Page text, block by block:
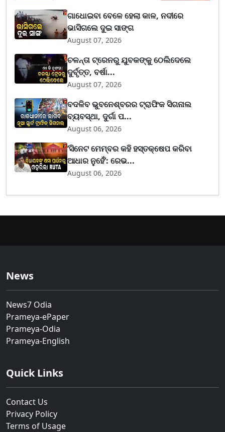
ଗାଧୋଇବା ବେଳେ ହେଲା କାଳ, ନଦୀରେ
ଭାସିଗଲେ ଦୁଇ ସାଙ୍ଗ
August 07, 2026
ଚଳନ୍ତା ଟ୍ରେନରୁ ଯୁବକଙ୍କୁ ଠେଲିଦେଲେ
ଦୁର୍ବୃତ୍ତ, ବର୍ଷା...
August 07, 2026
ବଦଳିବ ଭୁବନେଶ୍ବରର ଟ୍ରାଫିକ ସିଗନାଲ
ବ୍ୟବସ୍ଥା, ଦୁର୍ଗା ପ...
August 06, 2026
‘ସିନେଟ ମେମ୍ବର କହି ହସ୍ତକ୍ଷେପ କରିବା
ଆଧାର ନୁହେଁ’: ରେଭ...
August 06, 2026
News
News7 Odia
Prameya-ePaper
Prameya-Odia
Prameya-English
Quick Links
Contact Us
Privacy Policy
Terms of Usage